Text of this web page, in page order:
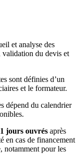
et analyse des
validation du devis et
sont définies d’un
et le formateur.
dépend du calendrier
jours ouvrés après
en cas de financement
notamment pour les